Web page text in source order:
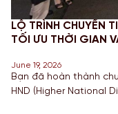
LỘ TRÌNH CHUYỂN
TỐI ƯU THỜI GIAN
June 19, 2026
Bạn đã hoàn thành
HND (Higher National